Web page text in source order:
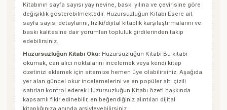
Kitabının sayfa sayısı yayınevine, baskı yılına ve çevirisine göre
değişiklik gösterebilmektedir. Huzursuzluğun Kitabı Esere ait
sayfa sayısı detaylarını, fiziki/dijital kitaplık karşılaştırmalarını ve
baskı kalitesine dair yorumları topluluk girdilerinden takip
edebilirsiniz.
Huzursuzluğun Kitabı Oku: Huzursuzluğun Kitabı Bu kitabı
okumak, can alıcı noktalarını incelemek veya kendi kitap
özetinizi eklemek için sitemize hemen üye olabilirsiniz. Aşağıda
yer alan güncel okur incelemelerini ve en popüler altı çizili
satırları kontrol ederek Huzursuzluğun Kitabı özeti hakkında
kapsamlı fikir edinebilir, en beğendiğiniz alıntıları dijital
kitaplığınıza anında arşivleyebilirsiniz.